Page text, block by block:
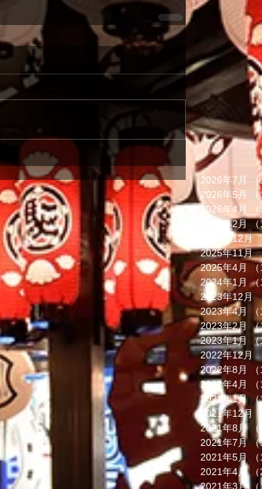
2026年7月
2026年5月
2026年4月
2026年2月
2025年12月
2025年11月
2025年4月
2024年1月 （
2023年12月
2023年4月
2023年2月
2023年1月
2022年12月
2022年8月
2022年4月
2022年1月 （
2021年12月
2021年8月
2021年7月
2021年5月
2021年4月 （
2021年3月